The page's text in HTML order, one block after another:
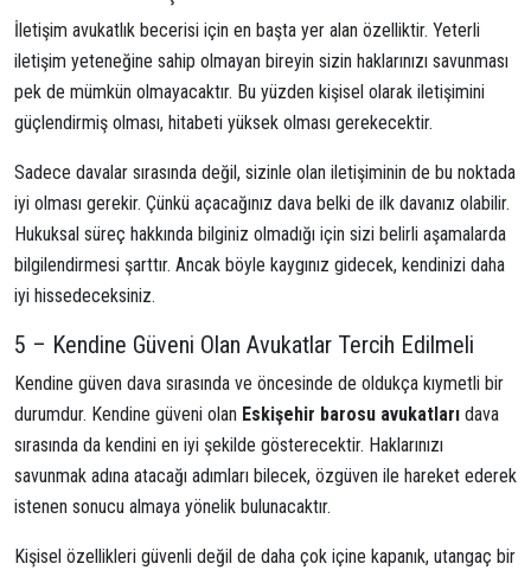
İletişim avukatlık becerisi için en başta yer alan özelliktir. Yeterli
iletişim yeteneğine sahip olmayan bireyin sizin haklarınızı savunması
pek de mümkün olmayacaktır. Bu yüzden kişisel olarak iletişimini
güçlendirmiş olması, hitabeti yüksek olması gerekecektir.
Sadece davalar sırasında değil, sizinle olan iletişiminin de bu noktada
iyi olması gerekir. Çünkü açacağınız dava belki de ilk davanız olabilir.
Hukuksal süreç hakkında bilginiz olmadığı için sizi belirli aşamalarda
bilgilendirmesi şarttır. Ancak böyle kaygınız gidecek, kendinizi daha
iyi hissedeceksiniz.
5 – Kendine Güveni Olan Avukatlar Tercih Edilmeli
Kendine güven dava sırasında ve öncesinde de oldukça kıymetli bir
durumdur. Kendine güveni olan Eskişehir barosu avukatları dava
sırasında da kendini en iyi şekilde gösterecektir. Haklarınızı
savunmak adına atacağı adımları bilecek, özgüven ile hareket ederek
istenen sonucu almaya yönelik bulunacaktır.
Kişisel özellikleri güvenli değil de daha çok içine kapanık, utangaç bir